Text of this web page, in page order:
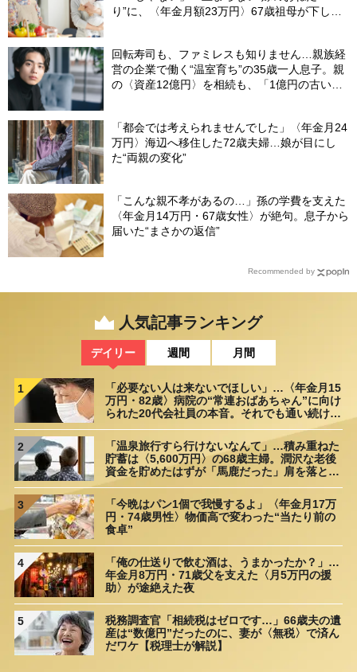
り”に、〈年金月額23万円〉67歳祖母が下した
回転寿司も、ファミレスも知りません…親族経
営の企業で働く“温室育ち”の35歳一人息子。親
の〈資産12億円〉を相続も、「1億円の古いビ
「都会では考えられませんでした」〈年金月24
万円〉海辺へ移住した72歳夫婦…娘が目にし
た“両親の変化”
「こんな親不孝があるの…」孫の学費を支えた
〈年金月14万円・67歳女性〉が絶句。息子から
届いた“まさかの返信”
Recommended by
人気記事ランキング
デイリー 週間 月間
1
「必要ない人は来ないでほしい」…〈年金月15
万円・82歳〉病院の“常連おばあちゃん”に向け
られた20代会社員の本音。それでも通い続ける
2
「温泉旅行すら行けないなんて」…積み重ねた
貯蓄は〈5,600万円〉の68歳主婦。潤沢な老後
資金を貯めたはずが「馬鹿だった」肩を落とす
3
「今晩はパン1個で我慢するよ」〈年金月17万
円・74歳男性〉物価高で変わった“当たり前の
食卓”
4
「俺の仕送りで飲む酒は、うまかったか？」…
年金月8万円・71歳父を支えた〈月5万円の援
助〉が途絶えた夜
5
税務調査官「相続税はゼロです…」66歳夫の遺
産は“数億円”だったのに、妻が〈無税〉で済ん
だワケ【税理士が解説】